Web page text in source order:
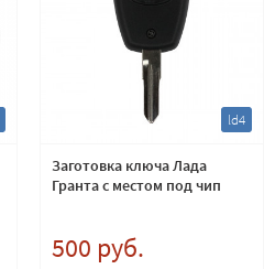
ld4
Заготовка ключа Лада
Гранта с местом под чип
500 руб.